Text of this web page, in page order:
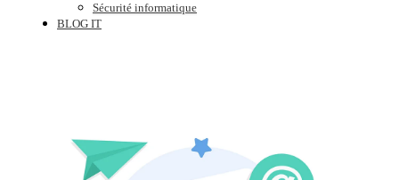
Sécurité informatique
BLOG IT